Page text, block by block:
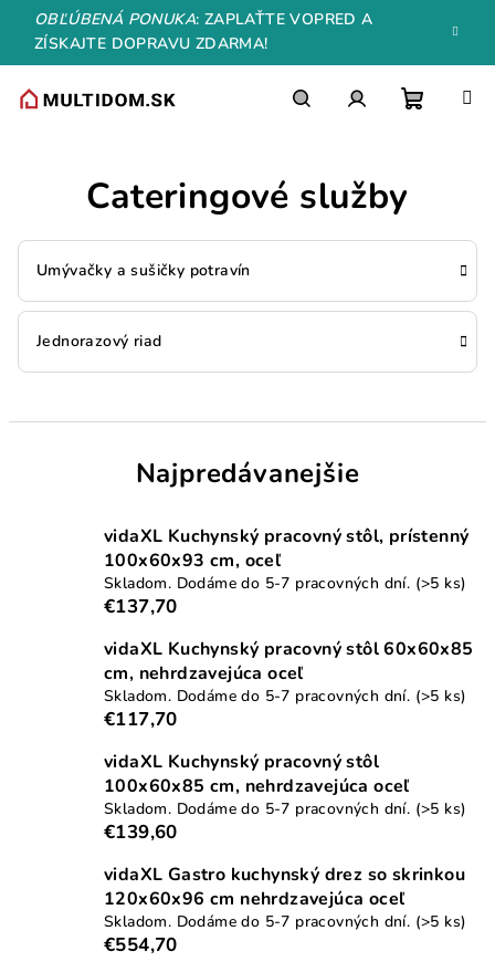
Prejsť
obsah
OBĽÚBENÁ PONUKA: ZAPLAŤTE VOPRED A
ZÍSKAJTE DOPRAVU ZDARMA!
Cateringové služby
Umývačky a sušičky potravín
Jednorazový riad
Najpredávanejšie
vidaXL Kuchynský pracovný stôl, prístenný
100x60x93 cm, oceľ
Skladom. Dodáme do 5-7 pracovných dní. (>5 ks)
€137,70
vidaXL Kuchynský pracovný stôl 60x60x85
cm, nehrdzavejúca oceľ
Skladom. Dodáme do 5-7 pracovných dní. (>5 ks)
€117,70
vidaXL Kuchynský pracovný stôl
100x60x85 cm, nehrdzavejúca oceľ
Skladom. Dodáme do 5-7 pracovných dní. (>5 ks)
€139,60
vidaXL Gastro kuchynský drez so skrinkou
120x60x96 cm nehrdzavejúca oceľ
Skladom. Dodáme do 5-7 pracovných dní. (>5 ks)
€554,70